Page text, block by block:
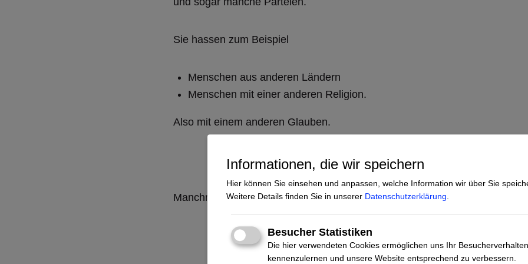
Sie hassen zum Beispiel
Menschen aus anderen Ländern
Menschen mit einer anderen Religion.
Also mit einem anderen Glauben.
Manchmal drohen sie ihnen sogar mit Gewalt.
Informationen, die wir speichern
Hier können Sie einsehen und anpassen, welche Information wir über Sie
Weitere Details finden Sie in unserer Datenschutzerklärung
Besucher Statistiken
Die hier verwendeten Cookies ermöglichen uns Ihr Besucherverhalten
kennenzulernen und unsere Website entsprechend zu verbessern.